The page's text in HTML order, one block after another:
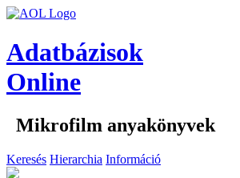
Adatbázisok
Online
Mikrofilm anyakönyvek
Keresés Hierarchia Információ